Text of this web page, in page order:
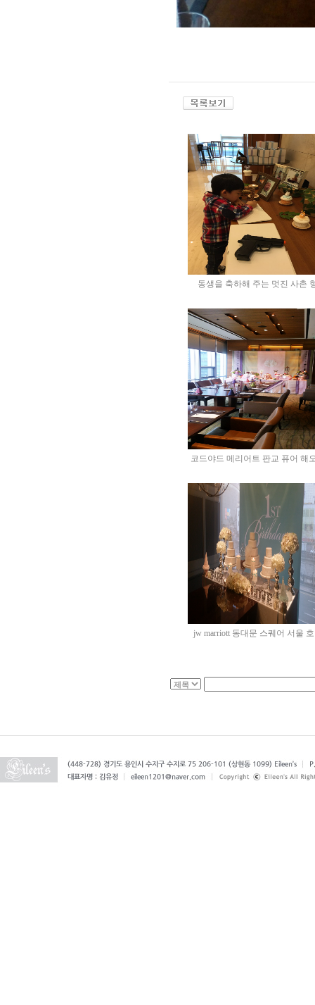
동생을 축하해 주는 멋진 사촌
코드야드 메리어트 판교 퓨어 해
jw marriott 동대문 스퀘어 서울